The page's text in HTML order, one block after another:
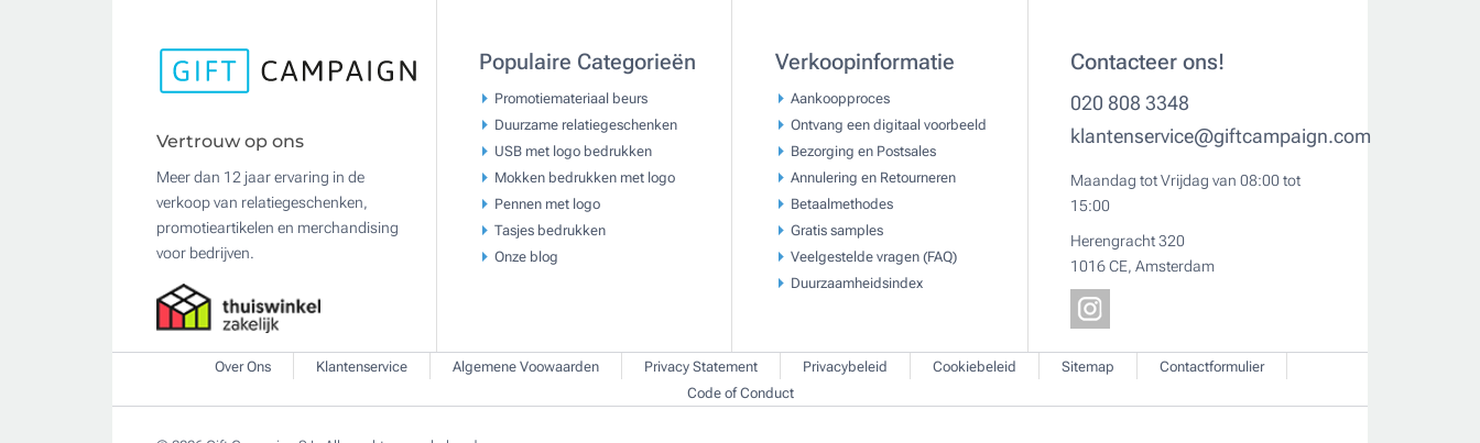
Vertrouw op ons
Meer dan 12 jaar ervaring in de
verkoop van relatiegeschenken,
promotieartikelen en merchandising
voor bedrijven.
Populaire Categorieën
Promotiemateriaal beurs
Duurzame relatiegeschenken
USB met logo bedrukken
Mokken bedrukken met logo
Pennen met logo
Tasjes bedrukken
Onze blog
Verkoopinformatie
Aankoopproces
Ontvang een digitaal voorbeeld
Bezorging en Postsales
Annulering en Retourneren
Betaalmethodes
Gratis samples
Veelgestelde vragen (FAQ)
Duurzaamheidsindex
Contacteer ons!
020 808 3348
klantenservice@giftcampaign.com
Maandag tot Vrijdag van 08:00 tot
15:00
Herengracht 320
1016 CE, Amsterdam
Over Ons Klantenservice Algemene Voowaarden Privacy Statement Privacybeleid Cookiebeleid Sitemap
Contactformulier
Code of Conduct